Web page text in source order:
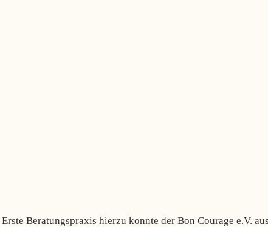
Erste Beratungspraxis hierzu konnte der Bon Courage e.V.